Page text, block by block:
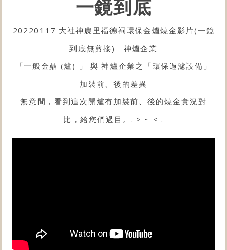
一鏡到底
20220117 大社神農里福德祠環保金爐燒金影片(一鏡
到底無剪接)｜神爐企業
「一般金鼎 (爐) 」 與 神爐企業之「環保過濾設備」
加裝前、後的差異
無意間，看到這次開爐有加裝前、後的燒金實況對
比，給您們過目。. > ~ < .